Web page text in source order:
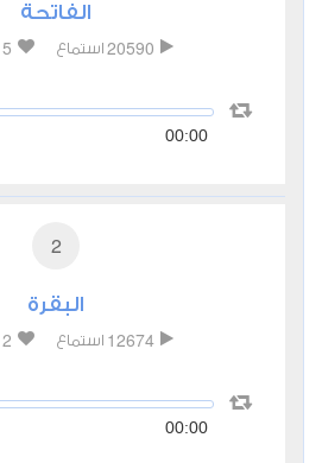
الفاتحة
20590 استماع 5
00:00
2
البقرة
12674 استماع 2
00:00